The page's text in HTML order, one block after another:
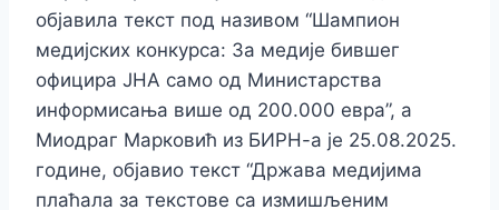
објавила текст под називом “Шампион
медијских конкурса: За медије бившег
официра ЈНА само од Министарства
информисања више од 200.000 евра”, а
Миодраг Марковић из БИРН-а је 25.08.2025.
године, објавио текст “Држава медијима
плаћала за текстове са измишљеним